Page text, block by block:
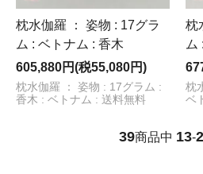
枕水伽羅 ： 姿物 : 17グラ
ム : ベトナム : 香木
605,880円(税55,080円)
枕水伽羅 ： 姿物 : 17グラム :
香木 : ベトナム : 送料無料
枕
ム
枕
ベ
39商品中 13-